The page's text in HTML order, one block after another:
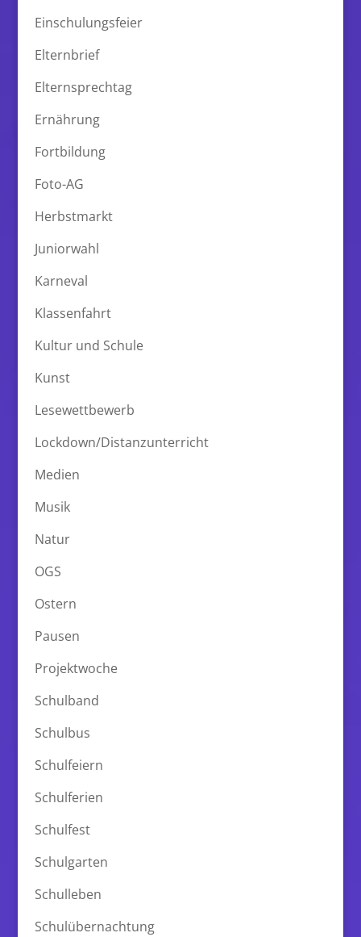
Einschulungsfeier
Elternbrief
Elternsprechtag
Ernährung
Fortbildung
Foto-AG
Herbstmarkt
Juniorwahl
Karneval
Klassenfahrt
Kultur und Schule
Kunst
Lesewettbewerb
Lockdown/Distanzunterricht
Medien
Musik
Natur
OGS
Ostern
Pausen
Projektwoche
Schulband
Schulbus
Schulfeiern
Schulferien
Schulfest
Schulgarten
Schulleben
Schulübernachtung